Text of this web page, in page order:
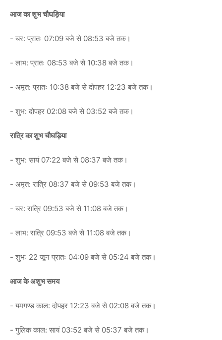
आज का शुभ चौघड़िया
- चर: प्रातः 07:09 बजे से 08:53 बजे तक।
- लाभ: प्रातः 08:53 बजे से 10:38 बजे तक।
- अमृत: प्रातः 10:38 बजे से दोपहर 12:23 बजे तक।
- शुभ: दोपहर 02:08 बजे से 03:52 बजे तक।
रात्रि का शुभ चौघड़िया
- शुभ: सायं 07:22 बजे से 08:37 बजे तक।
- अमृत: रात्रि 08:37 बजे से 09:53 बजे तक।
- चर: रात्रि 09:53 बजे से 11:08 बजे तक।
- लाभ: रात्रि 09:53 बजे से 11:08 बजे तक।
- शुभ: 22 जून प्रातः 04:09 बजे से 05:24 बजे तक।
आज के अशुभ समय
- यमगण्ड काल: दोपहर 12:23 बजे से 02:08 बजे तक।
- गुलिक काल: सायं 03:52 बजे से 05:37 बजे तक।